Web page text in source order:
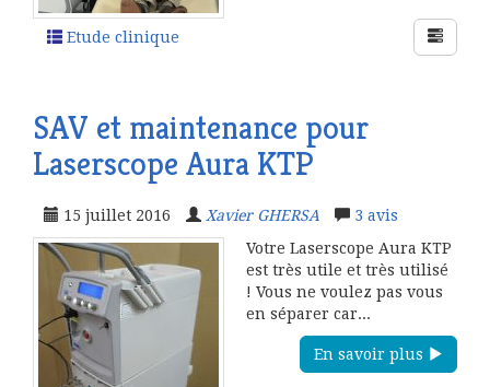
Etude clinique
SAV et maintenance pour
Laserscope Aura KTP
15 juillet 2016 Xavier GHERSA 3 avis
Votre Laserscope Aura KTP
est très utile et très utilisé
! Vous ne voulez pas vous
en séparer car...
En savoir plus